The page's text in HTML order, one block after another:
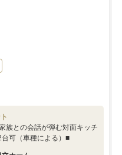
族との会話が弾む対面キッチ
可（車種による）■